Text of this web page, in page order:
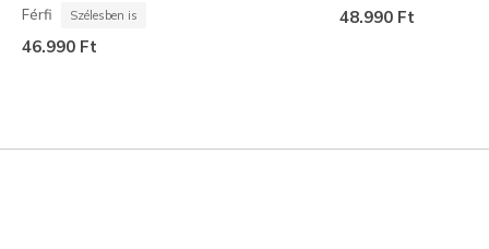
Férfi Szélesben is
46.990 Ft
48.990 Ft